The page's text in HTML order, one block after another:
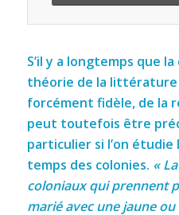
S’il y a longtemps que
théorie de la littérature
forcément fidèle, de la
peut toutefois être
particulier si l’on étudie
temps des colonies. «
coloniaux qui prennent
marié avec une jaune